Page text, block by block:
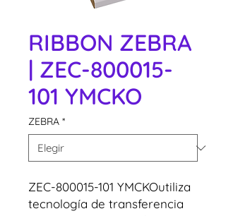
RIBBON ZEBRA
| ZEC-800015-
101 YMCKO
ZEBRA *
ZEC-800015-101 YMCKOutiliza
tecnología de transferencia